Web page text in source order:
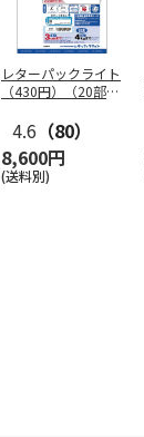
レターパックライト
（430円）（20部セ
4.6 （80）
8,600円
(送料別)